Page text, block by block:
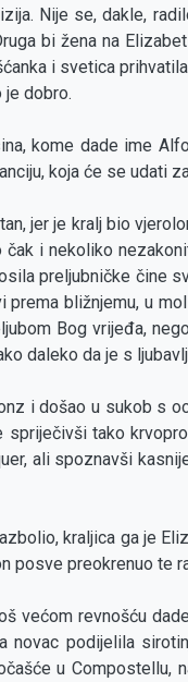
Nije se, dakle,
bi žena na
i svetica
je dobro.
kome dade ime
koja će se udati
jer je kralj bio
čak i nekoliko
preljubničke čine
prema bližnjemu, u
Bog vrijeđa,
daleko da je s
i došao u sukob s
spriječivši tako
ali spoznavši
kraljica ga je
posve preokrenuo te
većom revnošću
novac podijelila
u Compostellu,